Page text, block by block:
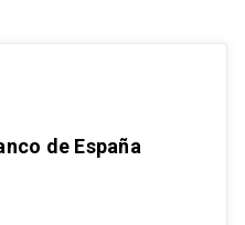
de España